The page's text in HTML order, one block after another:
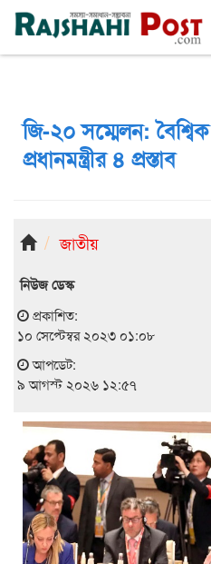
রাজশাহী রবিবার, ৯ই আগস্ট ২০২৬, ২৬শে
জি-২০ সম্মেলন:
প্রধানমন্ত্রীর ৪ প্রস্তাব
জাতীয়
নিউজ ডেস্ক
প্রকাশিত:
১০ সেপ্টেম্বর ২০২৩ ০১:০৮
আপডেট:
৯ আগস্ট ২০২৬ ১২:৫৭